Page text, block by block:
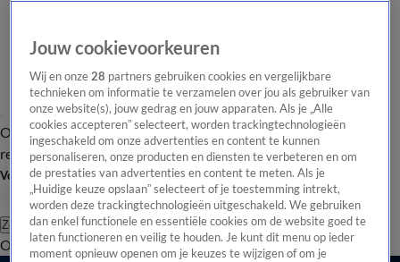
Overzicht Laatste nieuws Regionieuws Het beste van Hart
Tip de
redactie
Volg Hart van Nederland
Zoeken
OverzichtRegioUitzendingenWeerTip de redactiePanelVideo's
Jouw cookievoorkeuren
Wij en onze28 partners gebruiken cookies en vergelijkbare
technieken om informatie te verzamelen over jou als gebruiker van
onze website(s), jouw gedrag en jouw apparaten. Als je „Alle
cookies accepteren” selecteert, worden trackingtechnologieën
ingeschakeld om onze advertenties en content te kunnen
personaliseren, onze producten en diensten te verbeteren en om
de prestaties van advertenties en content te meten. Als je
„Huidige keuze opslaan” selecteert of je toestemming intrekt,
worden deze trackingtechnologieën uitgeschakeld. We gebruiken
dan enkel functionele en essentiële cookies om de website goed te
laten functioneren en veilig te houden. Je kunt dit menu op ieder
moment opnieuw openen om je keuzes te wijzigen of om je